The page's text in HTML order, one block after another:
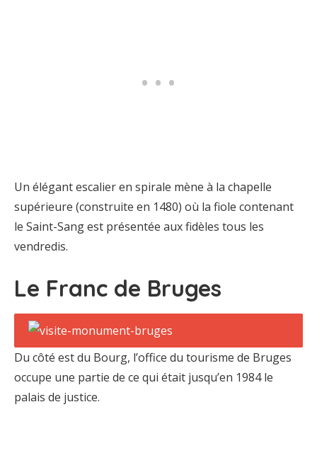
Un élégant escalier en spirale mène à la chapelle
supérieure (construite en 1480) où la fiole contenant
le Saint-Sang est présentée aux fidèles tous les
vendredis.
Le Franc de Bruges
Du côté est du Bourg, l’office du tourisme de Bruges
occupe une partie de ce qui était jusqu’en 1984 le
palais de justice.